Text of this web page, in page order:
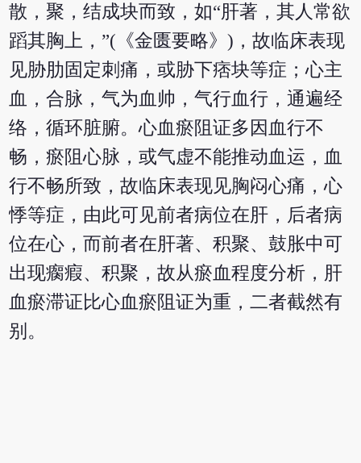
散，聚，结成块而致，如“肝著，其人常欲
蹈其胸上，”(《金匮要略》)，故临床表现
见胁肋固定刺痛，或胁下痞块等症；心主
血，合脉，气为血帅，气行血行，通遍经
络，循环脏腑。心血瘀阻证多因血行不
畅，瘀阻心脉，或气虚不能推动血运，血
行不畅所致，故临床表现见胸闷心痛，心
悸等症，由此可见前者病位在肝，后者病
位在心，而前者在肝著、积聚、鼓胀中可
出现瘸瘕、积聚，故从瘀血程度分析，肝
血瘀滞证比心血瘀阻证为重，二者截然有
别。